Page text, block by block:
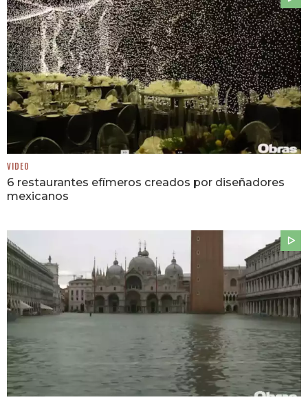
VIDEO
6 restaurantes efímeros creados por diseñadores
mexicanos